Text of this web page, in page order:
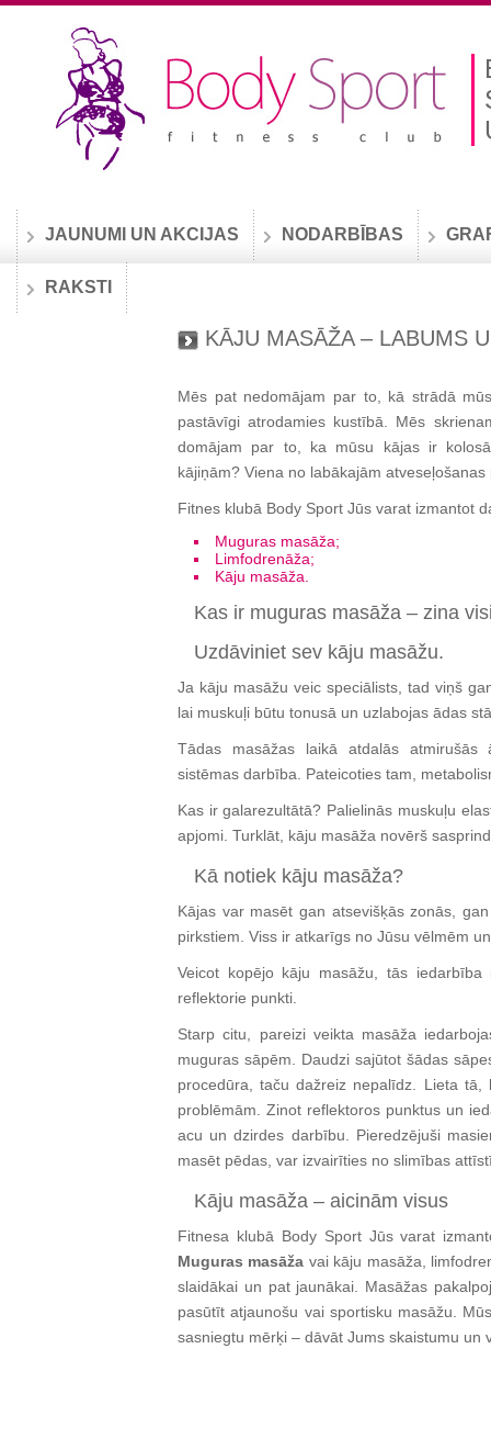
JAUNUMI UN AKCIJAS NODARBĪBAS
RAKSTI
KĀJU MASĀŽA – LABUMS
Mēs pat nedomājam par to, kā strādā
pastāvīgi atrodamies kustībā. Mēs
domājam par to, ka mūsu kājas ir
kājiņām? Viena no labākajām
Fitnes klubā Body Sport Jūs varat izmantot
Muguras masāža;
Limfodrenāža;
Kāju masāža.
Kas ir muguras masāža – zina
Uzdāviniet sev kāju masāžu.
Ja kāju masāžu veic speciālists, tad viņš
lai muskuļi būtu tonusā un uzlabojas ādas
Tādas masāžas laikā atdalās atmirušās
sistēmas darbība. Pateicoties tam,
Kas ir galarezultātā? Palielinās muskuļu
apjomi. Turklāt, kāju masāža novērš
Kā notiek kāju masāža?
Kājas var masēt gan atsevišķās zonās,
pirkstiem. Viss ir atkarīgs no Jūsu vēlmēm
Veicot kopējo kāju masāžu, tās
reflektorie punkti.
Starp citu, pareizi veikta masāža
muguras sāpēm. Daudzi sajūtot šādas
procedūra, taču dažreiz nepalīdz. Lieta
problēmām. Zinot reflektoros punktus un
acu un dzirdes darbību. Pieredzējuši
masēt pēdas, var izvairīties no slimības
Kāju masāža – aicinām visus
Fitnesa klubā Body Sport Jūs varat
Muguras masāža vai kāju masāža,
slaidākai un pat jaunākai. Masāžas
pasūtīt atjaunošu vai sportisku masāžu.
sasniegtu mērķi – dāvāt Jums skaistumu un